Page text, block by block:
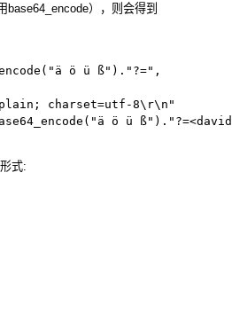
），则会得到
// Empfänger
ö ü ß")."?=",
// Inhalt
charset=utf-8\r\n"
ö ü
式: